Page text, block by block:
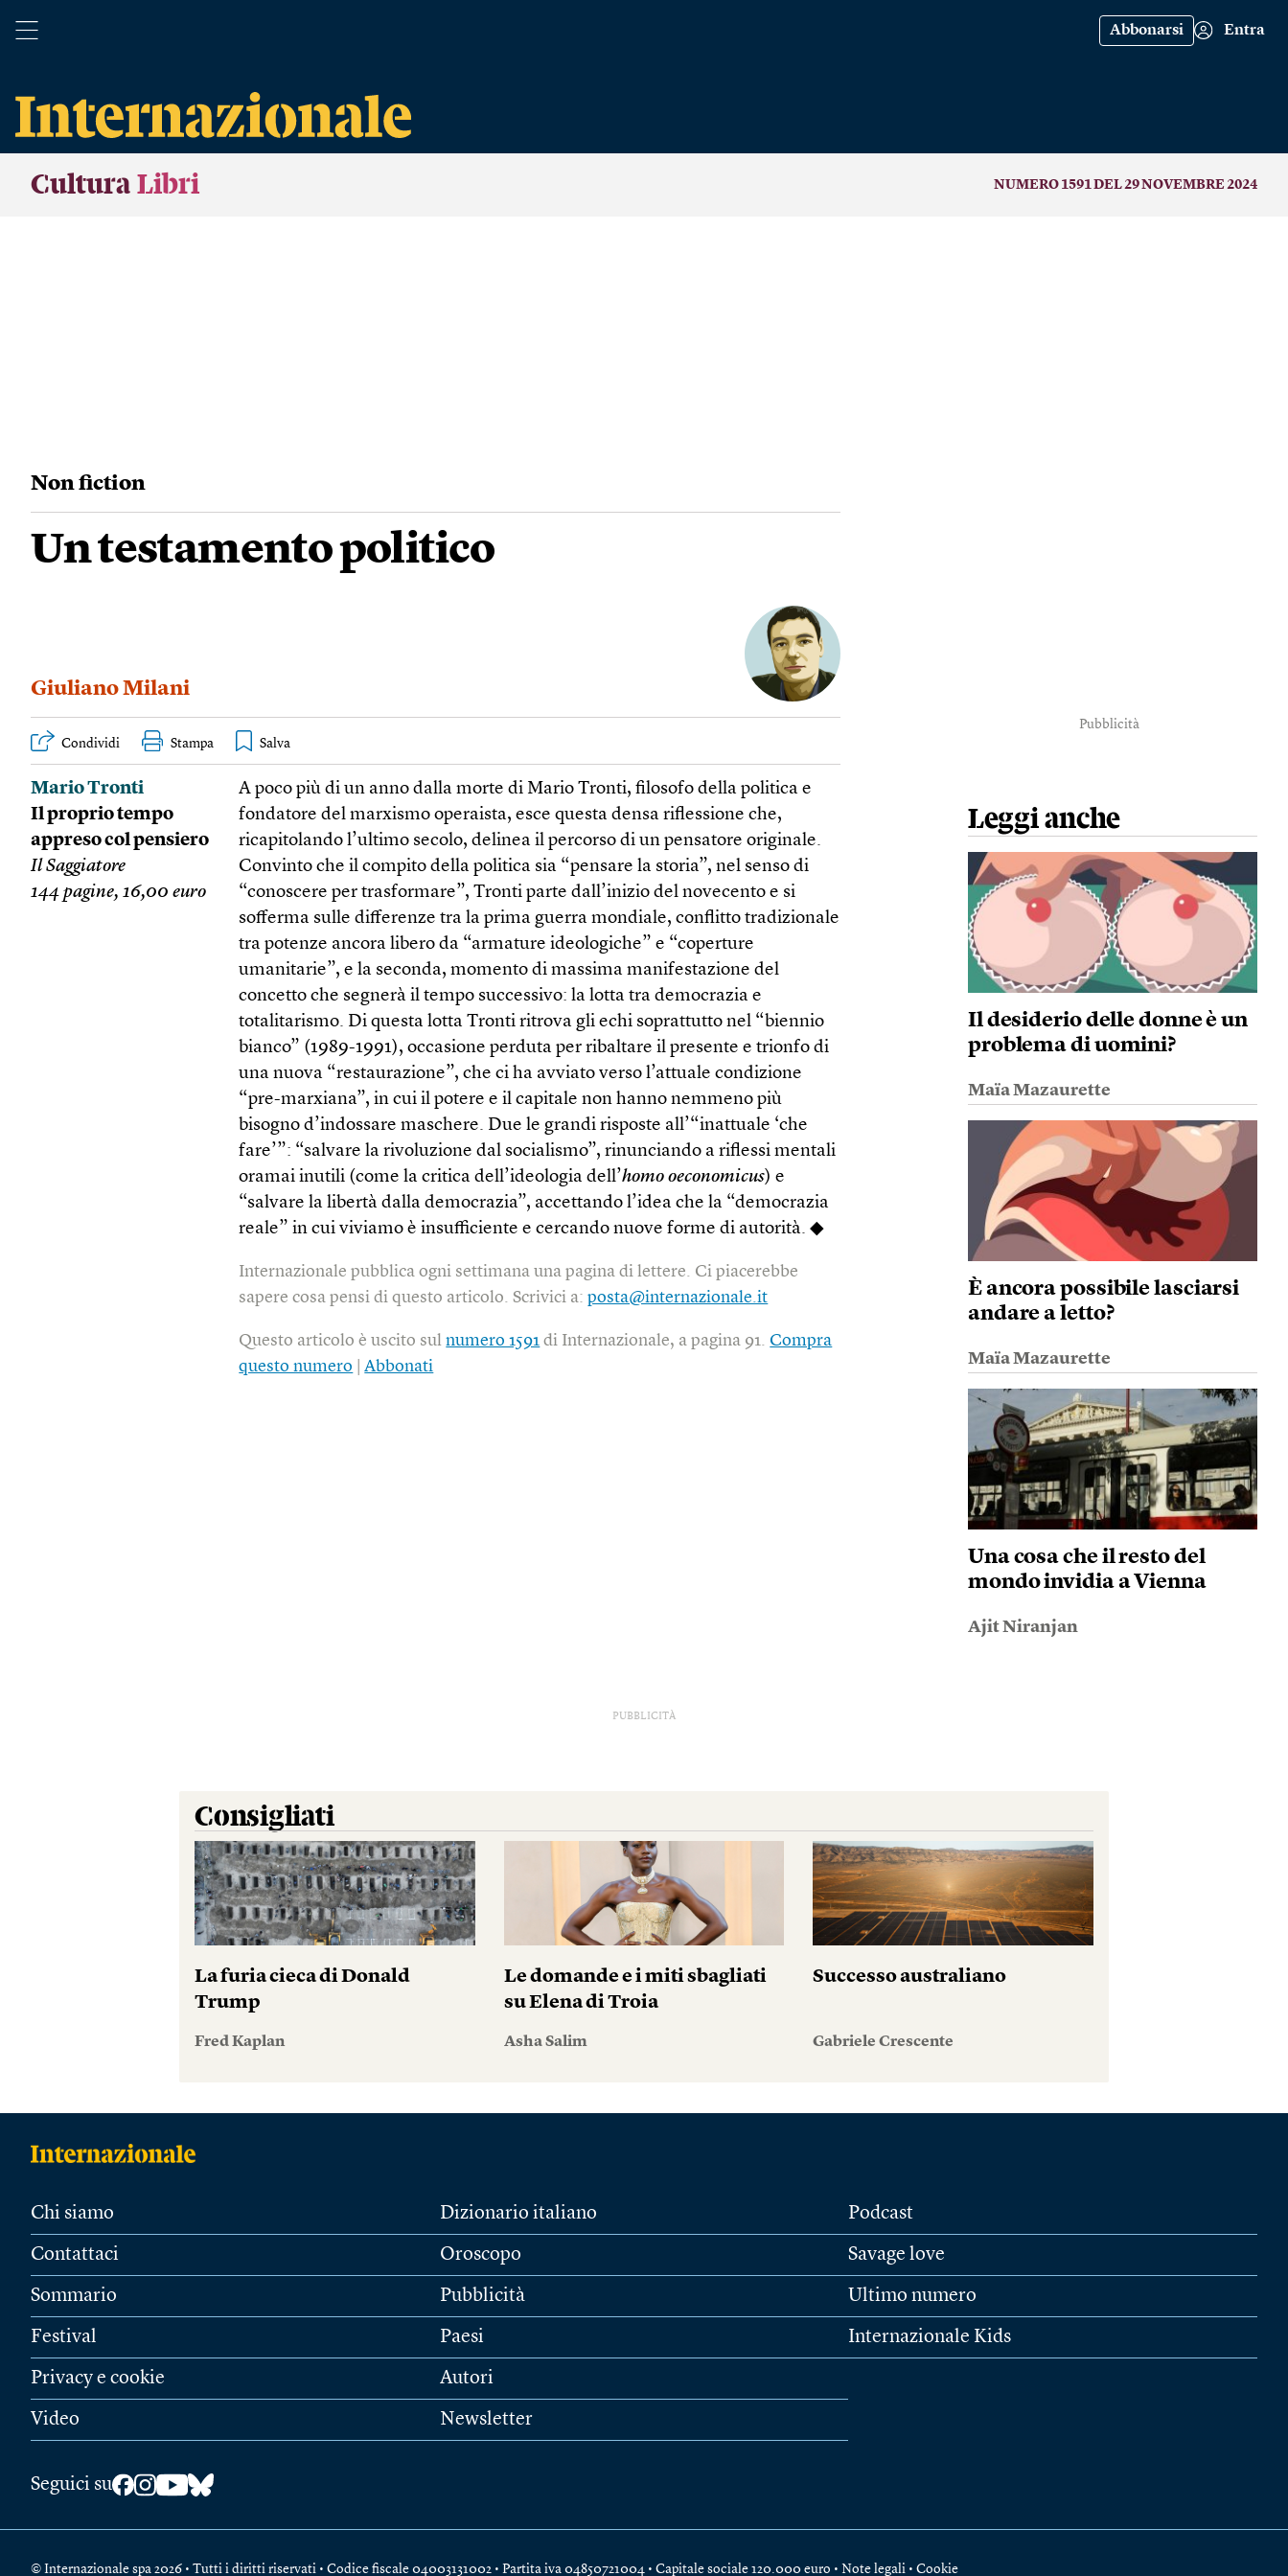
Abbonarsi Entra
Cultura Libri NUMERO 1591 DEL 29 NOVEMBRE 2024
Non fiction
Un testamento politico
Giuliano Milani
Condividi Stampa
Mario Tronti
Il proprio tempo
appreso col pensiero
Il Saggiatore
144 pagine, 16,00 euro
A poco più di un anno dalla morte di Mario Tronti, filosofo della politica e
fondatore del marxismo operaista, esce questa densa riflessione che,
ricapitolando l’ultimo secolo, delinea il percorso di un pensatore originale.
Convinto che il compito della politica sia “pensare la storia”, nel senso di
“conoscere per trasformare”, Tronti parte dall’inizio del novecento e si
sofferma sulle differenze tra la prima guerra mondiale, conflitto tradizionale
tra potenze ancora libero da “armature ideologiche” e “coperture
umanitarie”, e la seconda, momento di massima manifestazione del
concetto che segnerà il tempo successivo: la lotta tra democrazia e
totalitarismo. Di questa lotta Tronti ritrova gli echi soprattutto nel “biennio
bianco” (1989-1991), occasione perduta per ribaltare il presente e trionfo di
una nuova “restaurazione”, che ci ha avviato verso l’attuale condizione
“pre-marxiana”, in cui il potere e il capitale non hanno nemmeno più
bisogno d’indossare maschere. Due le grandi risposte all’“inattuale ‘che
fare’”: “salvare la rivoluzione dal socialismo”, rinunciando a riflessi mentali
oramai inutili (come la critica dell’ideologia dell’homo oeconomicus) e
“salvare la libertà dalla democrazia”, accettando l’idea che la “democrazia
reale” in cui viviamo è insufficiente e cercando nuove forme di autorità. ◆
Internazionale pubblica ogni settimana una pagina di lettere. Ci piacerebbe
sapere cosa pensi di questo articolo. Scrivici a:posta@internazionale.it
Questo articolo è uscito sulnumero 1591 di Internazionale, a pagina 91.Compra
questo numero |Abbonati
Pubblicità
Leggi anche
Il desiderio delle donne è un
problema di uomini?
Maïa Mazaurette
È ancora possibile lasciarsi
andare a letto?
Maïa Mazaurette
Una cosa che il resto del
mondo invidia a Vienna
Ajit Niranjan
PUBBLICITÀ
Consigliati
La furia cieca di Donald
Trump
Fred Kaplan
Le domande e i miti sbagliati
su Elena di Troia
Asha Salim
Successo australiano
Gabriele Crescente
Chi siamo
Contattaci
Sommario
Festival
Privacy e cookie
Video
Dizionario italiano
Oroscopo
Pubblicità
Paesi
Autori
Newsletter
Podcast
Savage love
Ultimo numero
Internazionale Kids
Seguici su
© Internazionale spa 2026 • Tutti i diritti riservati • Codice fiscale 04003131002 • Partita iva 04850721004 • Capitale sociale 120.000 euro • Note legali • Cookie